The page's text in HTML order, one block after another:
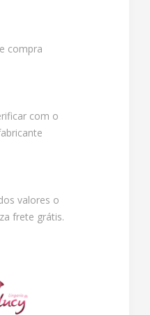
compra
com o
valores o
frete grátis.